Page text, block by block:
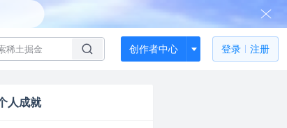
创作者中心 登录 注册
人成就